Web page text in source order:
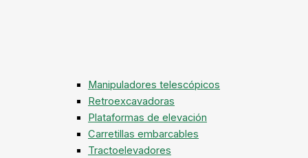
Manipuladores telescópicos
Retroexcavadoras
Plataformas de elevación
Carretillas embarcables
Tractoelevadores